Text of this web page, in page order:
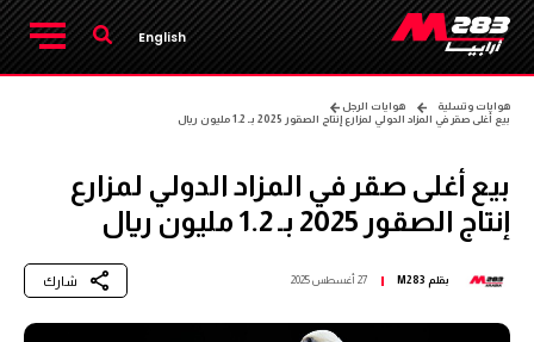
English
هوايات وتسلية
هوايات الرجل
بيع أغلى صقر في المزاد الدولي لمزارع إنتاج الصقور 2025 بـ 1.2 مليون ريال
بيع أغلى صقر في المزاد الدولي لمزارع
إنتاج الصقور 2025 بـ 1.2 مليون ريال
بقلم M283 27 أغسطس 2025 شارك